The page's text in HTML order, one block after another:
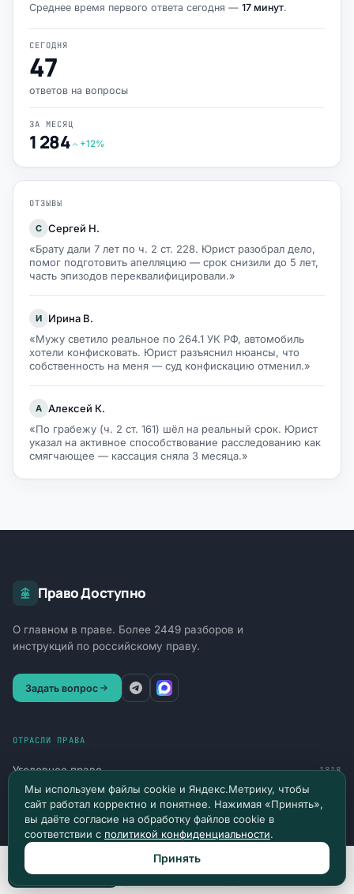
Среднее время первого ответа сегодня — 17 минут.
СЕГОДНЯ
47
ответов на вопросы
ЗА МЕСЯЦ
1 284 +12%
ОТЗЫВЫ
С Сергей Н.
«Брату дали 7 лет по ч. 2 ст. 228. Юрист разобрал дело,
помог подготовить апелляцию — срок снизили до 5 лет,
часть эпизодов переквалифицировали.»
И
Ирина В.
«Мужу светило реальное по 264.1 УК РФ, автомобиль
хотели конфисковать. Юрист разъяснил нюансы, что
собственность на меня — суд конфискацию отменил.»
А Алексей К.
«По грабежу (ч. 2 ст. 161) шёл на реальный срок. Юрист
указал на активное способствование расследованию как
смягчающее — кассация сняла 3 месяца.»
Право Доступно
О главном в праве. Более 2449 разборов и
инструкций по российскому праву.
Задать вопрос
ОТРАСЛИ ПРАВА
Уголовное право 1818
Гражданское право
Административное право
Финансы и обязательства 77
Мы используем файлы cookie и Яндекс.Метрику, чтобы
сайт работал корректно и понятнее. Нажимая «Принять»,
вы даёте согласие на обработку файлов cookie в
соответствии с политикой конфиденциальности.
Принять